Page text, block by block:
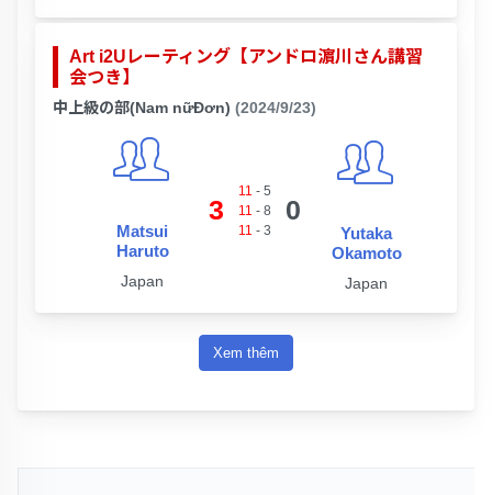
Art i2Uレーティング【アンドロ濵川さん講習
会つき】
中上級の部(Nam nữĐơn) (2024/9/23)
Matsui
Haruto
Japan
3
11 - 5
11 - 8
11 - 3
0
Yutaka
Okamoto
Japan
Xem thêm